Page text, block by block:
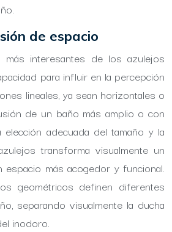
de espacio
interesantes de los azulejos
para influir en la percepción
lineales, ya sean horizontales o
de un baño más amplio o con
adecuada del tamaño y la
transforma visualmente un
más acogedor y funcional.
geométricos definen diferentes
separando visualmente la ducha
inodoro.